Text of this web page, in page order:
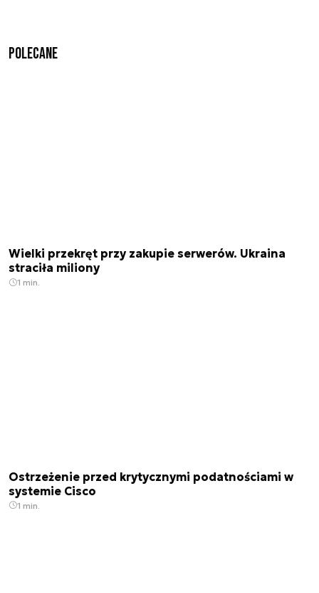
Polecane
Wielki przekręt przy zakupie serwerów. Ukraina
straciła miliony
1 min.
Ostrzeżenie przed krytycznymi podatnościami w
systemie Cisco
1 min.